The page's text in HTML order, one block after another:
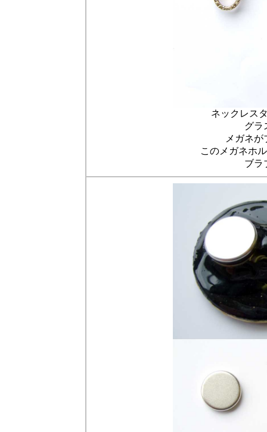
ネックレス
グラ
メガネ
このメガネホ
ブラ